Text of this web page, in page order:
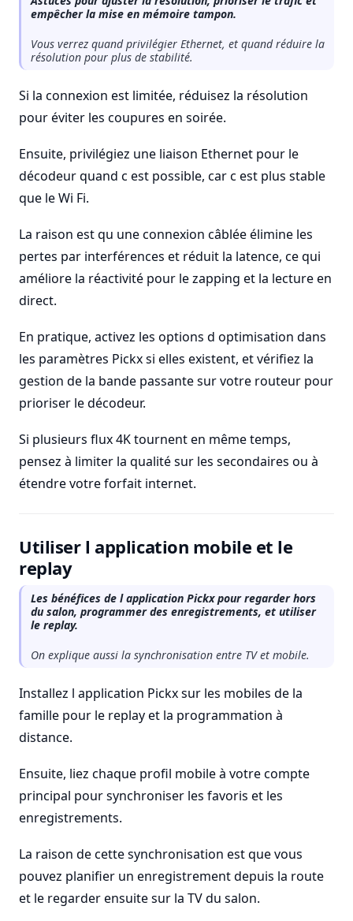
empêcher la mise en mémoire tampon.
Vous verrez quand privilégier Ethernet, et quand réduire la
résolution pour plus de stabilité.
Si la connexion est limitée, réduisez la résolution
pour éviter les coupures en soirée.
Ensuite, privilégiez une liaison Ethernet pour le
décodeur quand c est possible, car c est plus stable
que le Wi Fi.
La raison est qu une connexion câblée élimine les
pertes par interférences et réduit la latence, ce qui
améliore la réactivité pour le zapping et la lecture en
direct.
En pratique, activez les options d optimisation dans
les paramètres Pickx si elles existent, et vérifiez la
gestion de la bande passante sur votre routeur pour
prioriser le décodeur.
Si plusieurs flux 4K tournent en même temps,
pensez à limiter la qualité sur les secondaires ou à
étendre votre forfait internet.
Utiliser l application mobile et le
replay
Les bénéfices de l application Pickx pour regarder hors
du salon, programmer des enregistrements, et utiliser
le replay.
On explique aussi la synchronisation entre TV et mobile.
Installez l application Pickx sur les mobiles de la
famille pour le replay et la programmation à
distance.
Ensuite, liez chaque profil mobile à votre compte
principal pour synchroniser les favoris et les
enregistrements.
La raison de cette synchronisation est que vous
pouvez planifier un enregistrement depuis la route
et le regarder ensuite sur la TV du salon.